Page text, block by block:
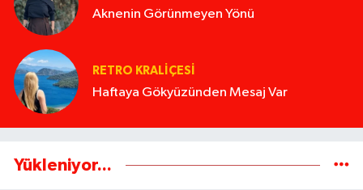
Aknenin Görünmeyen Yönü
RETRO KRALIÇESI
Haftaya Gökyüzünden Mesaj Var
Yükleniyor...